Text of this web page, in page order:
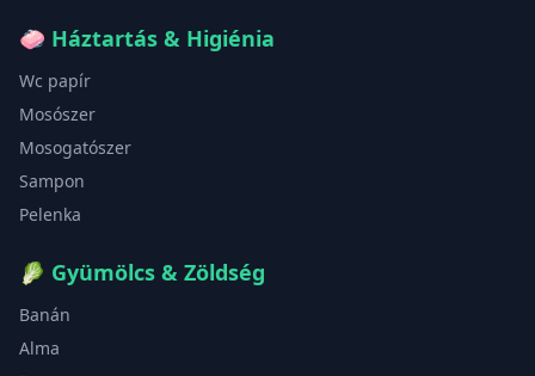
🧼 Háztartás & Higiénia
Wc papír
Mosószer
Mosogatószer
Sampon
Pelenka
🥬 Gyümölcs & Zöldség
Banán
Alma